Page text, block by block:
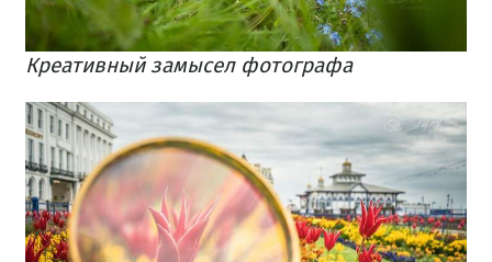
Креативный замысел фотографа